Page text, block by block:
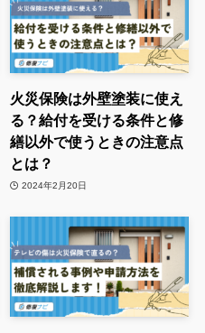
火災保険は外壁塗装に使え
る？給付を受ける条件と修
繕以外で使うときの注意点
とは？
2024年2月20日